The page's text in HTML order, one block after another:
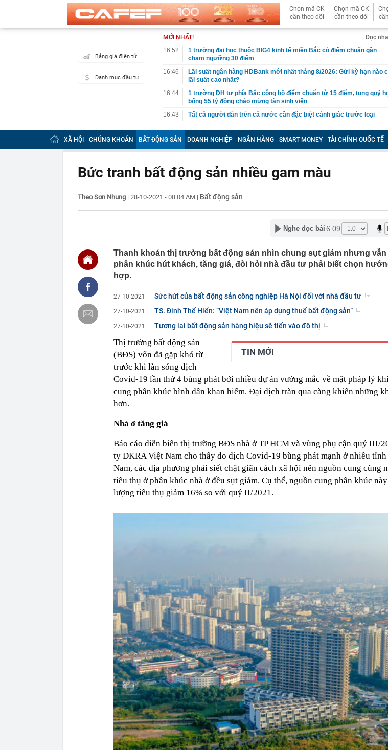
Chọn mã CK
cần theo dõi
Chọn mã CK
cần theo dõi
Bảng giá điện tử
Danh mục đầu tư
MỚI NHẤT!
Đọc
16:52
1 trường đại học thuộc BIG4 kinh tế miền Bắc có điểm chuẩn gần
chạm ngưỡng 30 điểm
16:46
Lãi suất ngân hàng HDBank mới nhất tháng 8/2026: Gửi kỳ hạn nào
lãi suất cao nhất?
16:44
1 trường ĐH tư phía Bắc công bố điểm chuẩn từ 15 điểm, tung quỹ
bổng 55 tỷ đồng chào mừng tân sinh viên
16:43
Tất cả người dân trên cả nước cần đặc biệt cảnh giác trước loại
16:42
Công an đề nghị 508 chủ phương tiện vi phạm có biển số sau nhanh
chóng nộp phạt nguội theo Nghị định 168
16:39
Ninh Dương Lan Ngọc lên tiếng giữa đêm
16:34
Điểm chuẩn Đại học Thương mại 2026 cao nhất 26,5
16:31
Thanh tra Chính phủ chỉ rõ nguyên nhân giá vàng Việt Nam cao hơn
Chiến sự Iran phơi bày điểm yếu chí mạng trong kho tên lửa của Mỹ
16:22
Ra quyết định khởi tố hình sự cai thầu Hoàng Kim Trường SN 1986
16:20
Đề xuất nâng mức cho vay học sinh, sinh viên nghèo lên gấp đôi
16:17
Cận cảnh Doãn Hải My visual sáng bừng, vợ Xuân Son đặt tay lên
ngực hát quốc ca đầy cảm xúc trong trận đấu của ĐT Việt Nam
lão hóa: Bắt đầu càng sớm, hiệu quả càng cao
16:06
Lời khuyên cho những ai có iPhone thường xuyên báo đầy bộ nhớ
16:01
5 thói quen tiêu tiền giúp nhiều gia đình thu nhập không quá cao vẫn
hiếm khi phải vay mượn cuối tháng
16:00
Quốc gia Đông Nam Á khởi đóng tàu ngầm Scorpene tối tân
16:00
Hà Nội xem xét miễn nhiệm chức vụ Ủy viên UBND thành phố với 11
XÃ HỘI CHỨNG KHOÁN BẤT ĐỘNG SẢN DOANH NGHIỆP NGÂN HÀNG SMART MONEY TÀI CHÍNH QUỐC TẾ
Bức tranh bất động sản nhiều gam màu
Theo Sơn Nhung | 28-10-2021 - 08:04 AM | Bất động sản
Nghe đọc bài 6:09
Thanh khoản thị trường bất động sản nhìn chung sụt giảm nhưng
phân khúc hút khách, tăng giá, đòi hỏi nhà đầu tư phải biết chọn
hợp.
27-10-2021 Sức hút của bất động sản công nghiệp Hà Nội đối với nhà đầu tư
27-10-2021 TS. Đinh Thế Hiển: “Việt Nam nên áp dụng thuế bất động sản”
27-10-2021 Tương lai bất động sản hàng hiệu sẽ tiến vào đô thị
TIN MỚI
Thị trường bất động sản
(BĐS) vốn đã gặp khó từ
trước khi làn sóng dịch
Covid-19 lần thứ 4 bùng phát bởi nhiều dự án vướng mắc về mặt pháp lý
cung phân khúc bình dân khan hiếm. Đại dịch tràn qua càng khiến những
hơn.
Nhà ở tăng giá
Báo cáo diễn biến thị trường BĐS nhà ở TP HCM và vùng phụ cận quý III/
ty DKRA Việt Nam cho thấy do dịch Covid-19 bùng phát mạnh ở nhiều
Nam, các địa phương phải siết chặt giãn cách xã hội nên nguồn cung cũng
tiêu thụ ở phân khúc nhà ở đều sụt giảm. Cụ thể, nguồn cung phân khúc
lượng tiêu thụ giảm 16% so với quý II/2021.